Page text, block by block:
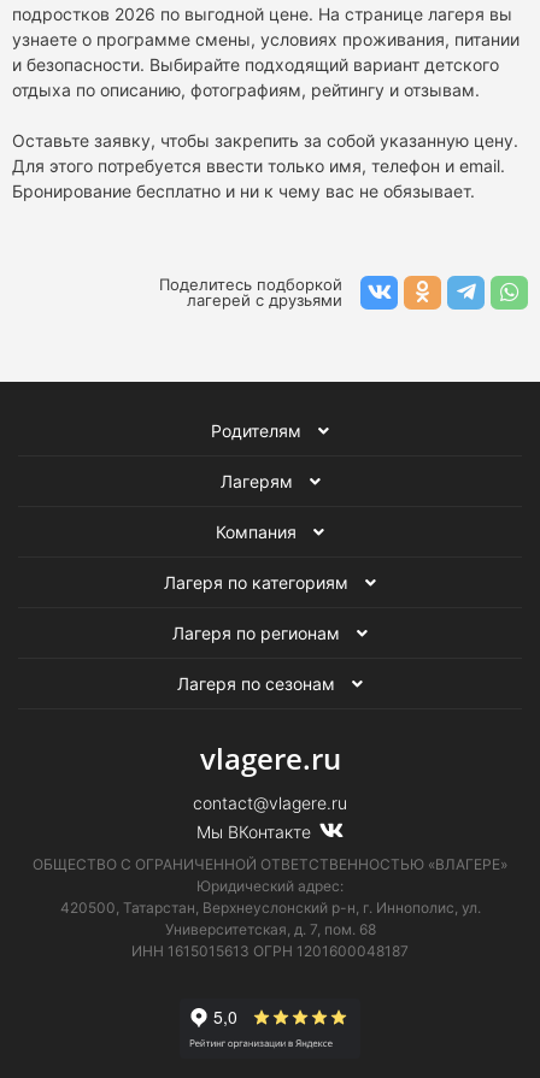
подростков 2026 по выгодной цене. На странице лагеря вы
узнаете о программе смены, условиях проживания, питании
и безопасности. Выбирайте подходящий вариант детского
отдыха по описанию, фотографиям, рейтингу и отзывам.
Оставьте заявку, чтобы закрепить за собой указанную цену.
Для этого потребуется ввести только имя, телефон и email.
Бронирование бесплатно и ни к чему вас не обязывает.
Поделитесь подборкой
лагерей с друзьями
Родителям
Лагерям
Компания
Лагеря по категориям
Лагеря по регионам
Лагеря по сезонам
vlagere.ru
contact@vlagere.ru
Мы ВКонтакте
ОБЩЕСТВО С ОГРАНИЧЕННОЙ ОТВЕТСТВЕННОСТЬЮ «ВЛАГЕРЕ»
Юридический адрес:
420500, Татарстан, Верхнеуслонский р-н, г. Иннополис, ул.
Университетская, д. 7, пом. 68
ИНН 1615015613 ОГРН 1201600048187